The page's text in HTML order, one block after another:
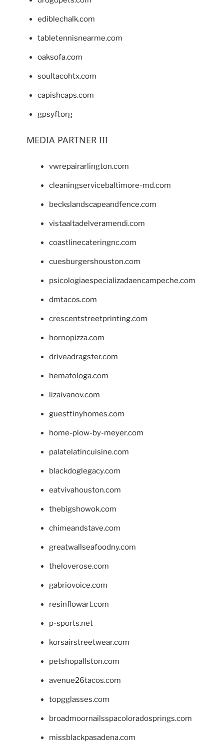
ediblechalk.com
tabletennisnearme.com
oaksofa.com
soultacohtx.com
capishcaps.com
gpsyfl.org
MEDIA PARTNER III
vwrepairarlington.com
cleaningservicebaltimore-md.com
beckslandscapeandfence.com
vistaaltadelveramendi.com
coastlinecateringnc.com
cuesburgershouston.com
psicologiaespecializadaencampeche.com
dmtacos.com
crescentstreetprinting.com
hornopizza.com
driveadragster.com
hematologa.com
lizaivanov.com
guesttinyhomes.com
home-plow-by-meyer.com
palatelatincuisine.com
blackdoglegacy.com
eatvivahouston.com
thebigshowok.com
chimeandstave.com
greatwallseafoodny.com
theloverose.com
gabriovoice.com
resinflowart.com
p-sports.net
korsairstreetwear.com
petshopallston.com
avenue26tacos.com
topgglasses.com
broadmoornailsspacoloradosprings.com
missblackpasadena.com